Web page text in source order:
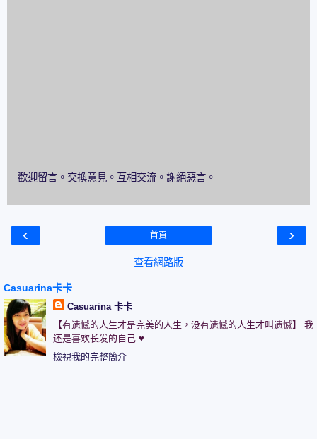
歡迎留言。交換意見。互相交流。謝絕惡言。
‹ ›
首頁
查看網路版
Casuarina卡卡
Casuarina 卡卡
【有遗憾的人生才是完美的人生，没有遗憾的人生才叫遗憾】 我
还是喜欢长发的自己 ♥
檢視我的完整簡介